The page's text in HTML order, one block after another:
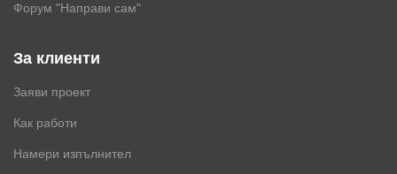
Форум "Направи сам"
За клиенти
Заяви проект
Как работи
Намери изпълнител